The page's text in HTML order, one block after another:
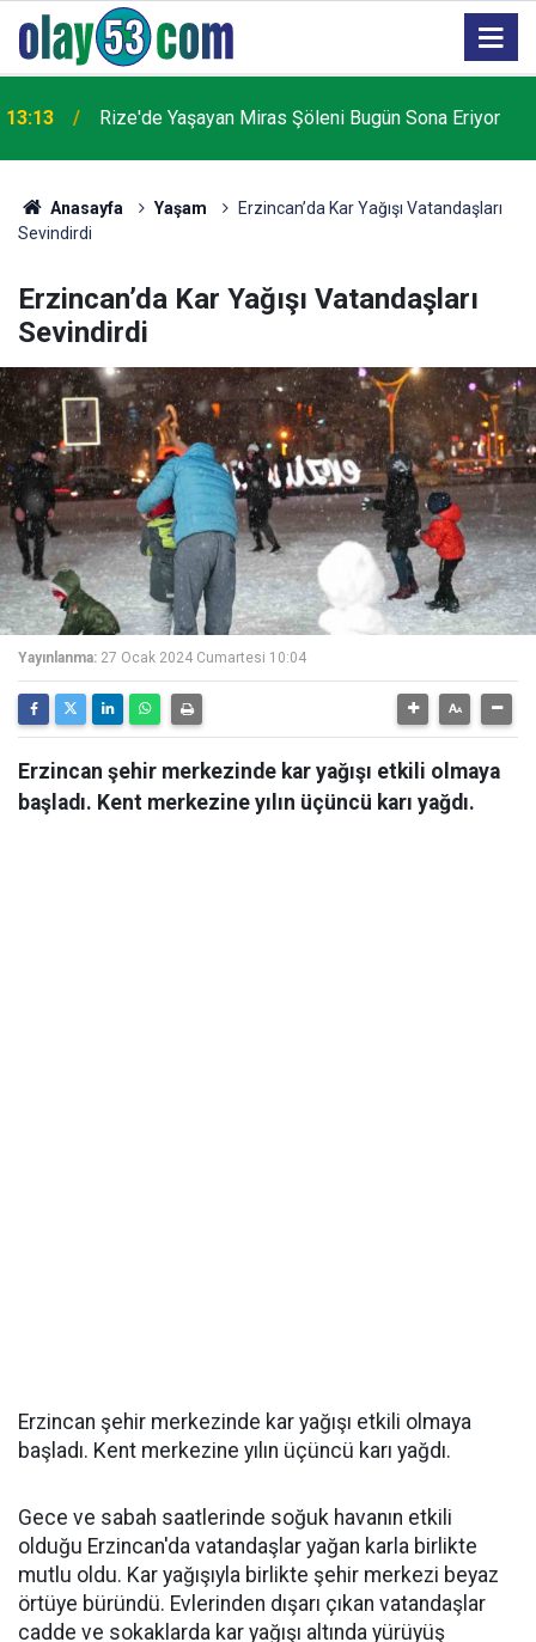
13:13 Rize'de Yaşayan Miras Şöleni Bugün Sona Eriyor
Anasayfa Yaşam
Erzincan’da Kar Yağışı Vatandaşları
Sevindirdi
Erzincan’da Kar Yağışı Vatandaşları
Sevindirdi
Yayınlanma: 27 Ocak 2024 Cumartesi 10:04
Erzincan şehir merkezinde kar yağışı etkili olmaya
başladı. Kent merkezine yılın üçüncü karı yağdı.
Erzincan şehir merkezinde kar yağışı etkili olmaya
başladı. Kent merkezine yılın üçüncü karı yağdı.
Gece ve sabah saatlerinde soğuk havanın etkili
olduğu Erzincan'da vatandaşlar yağan karla birlikte
mutlu oldu. Kar yağışıyla birlikte şehir merkezi beyaz
örtüye büründü. Evlerinden dışarı çıkan vatandaşlar
cadde ve sokaklarda kar yağışı altında yürüyüş